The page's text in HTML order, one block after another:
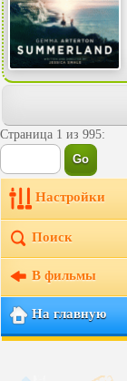
Страница 1 из 995:
Настройки
Поиск
В фильмы
На главную